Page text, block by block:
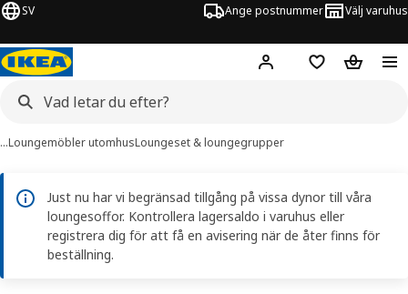
SV Ange postnummer Välj varuhus
Hej! Logga inInköpslistaVarukorg
…Loungemöbler utomhusLoungeset & loungegrupper
Just nu har vi begränsad tillgång på vissa dynor till våra
loungesoffor. Kontrollera lagersaldo i varuhus eller
registrera dig för att få en avisering när de åter finns för
beställning.